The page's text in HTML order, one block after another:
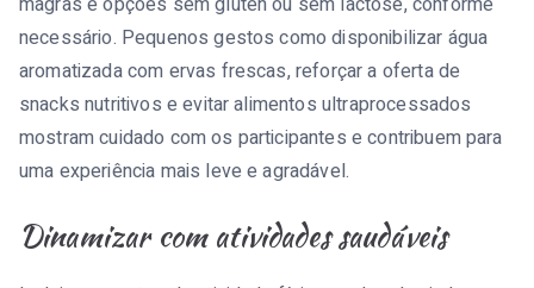
necessário. Pequenos gestos como disponibilizar água
aromatizada com ervas frescas, reforçar a oferta de
snacks nutritivos e evitar alimentos ultraprocessados
mostram cuidado com os participantes e contribuem para
uma experiência mais leve e agradável.
Dinamizar com atividades saudáveis